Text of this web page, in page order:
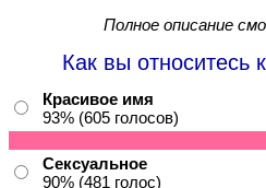
Полное описание
Как вы относитесь
Красивое имя
93% (605 голосов)
Сексуальное
90% (481 голос)